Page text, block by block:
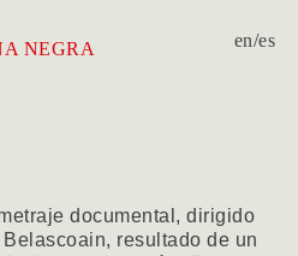
NEGRA en/es
documental, dirigido
resultado de un